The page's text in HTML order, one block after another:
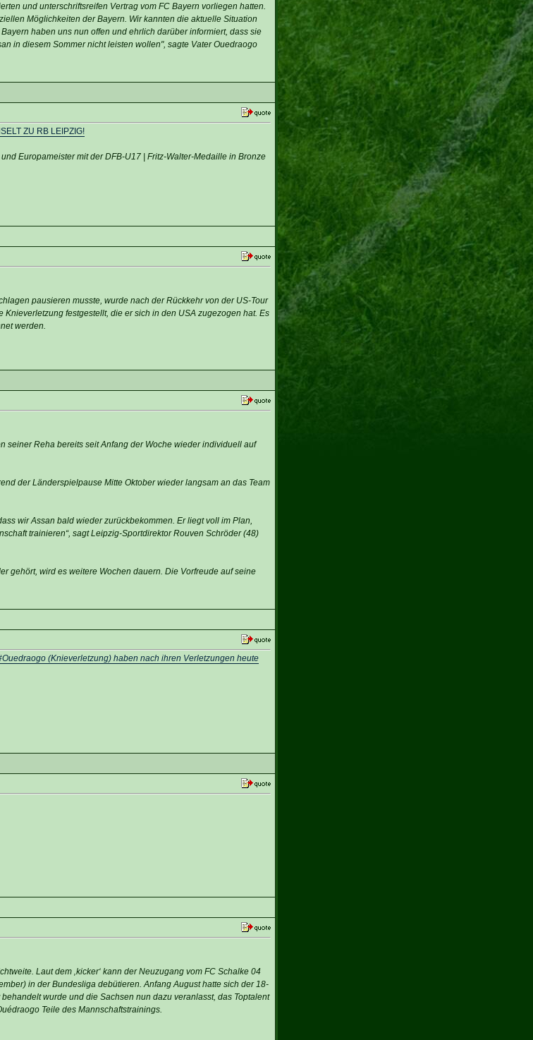
und unterschriftsreifen Vertrag vom FC Bayern vorliegen hatten.
Möglichkeiten der Bayern. Wir kannten die aktuelle Situation
haben uns nun offen und ehrlich darüber informiert, dass sie
in diesem Sommer nicht leisten wollen", sagte Vater Ouedraogo
ZU RB LEIPZIG!
Europameister mit der DFB-U17 | Fritz-Walter-Medaille in Bronze
pausieren musste, wurde nach der Rückkehr von der US-Tour
festgestellt, die er sich in den USA zugezogen hat. Es
werden.
seiner Reha bereits seit Anfang der Woche wieder individuell auf
der Länderspielpause Mitte Oktober wieder langsam an das Team
wir Assan bald wieder zurückbekommen. Er liegt voll im Plan,
trainieren“, sagt Leipzig-Sportdirektor Rouven Schröder (48)
gehört, wird es weitere Wochen dauern. Die Vorfreude auf seine
(Knieverletzung) haben nach ihren Verletzungen heute
Laut dem ‚kicker‘ kann der Neuzugang vom FC Schalke 04
in der Bundesliga debütieren. Anfang August hatte sich der 18-
wurde und die Sachsen nun dazu veranlasst, das Toptalent
Teile des Mannschaftstrainings.